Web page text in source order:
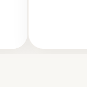
懈努力奋